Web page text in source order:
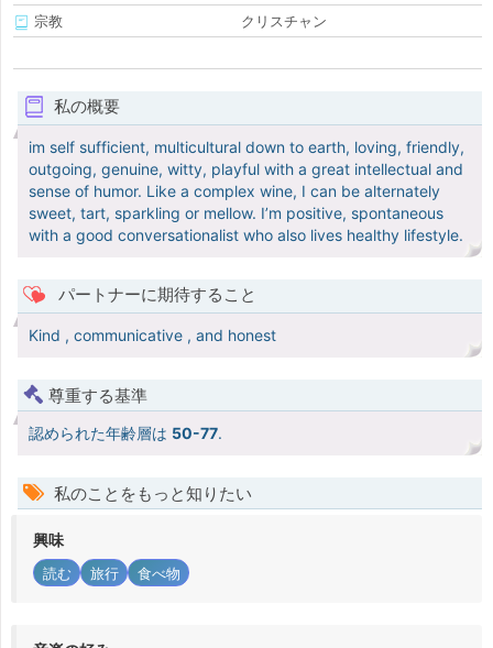
宗教
クリスチャン
私の概要
im self sufficient, multicultural down to earth, loving, friendly,
outgoing, genuine, witty, playful with a great intellectual and
sense of humor. Like a complex wine, I can be alternately
sweet, tart, sparkling or mellow. I’m positive, spontaneous
with a good conversationalist who also lives healthy lifestyle.
パートナーに期待すること
Kind , communicative , and honest
尊重する基準
認められた年齢層は 50-77.
私のことをもっと知りたい
興味
読む 旅行 食べ物